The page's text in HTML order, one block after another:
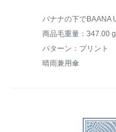
商品毛重量：347.00 g
パターン：プリント
晴雨兼用傘